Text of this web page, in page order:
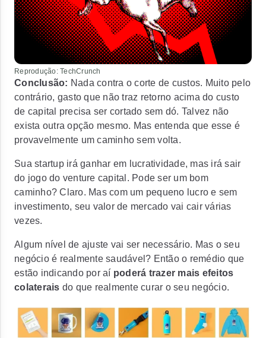
Reprodução: TechCrunch
Conclusão: Nada contra o corte de custos. Muito pelo
contrário, gasto que não traz retorno acima do custo
de capital precisa ser cortado sem dó. Talvez não
exista outra opção mesmo. Mas entenda que esse é
provavelmente um caminho sem volta.
Sua startup irá ganhar em lucratividade, mas irá sair
do jogo do venture capital. Pode ser um bom
caminho? Claro. Mas com um pequeno lucro e sem
investimento, seu valor de mercado vai cair várias
vezes.
Algum nível de ajuste vai ser necessário. Mas o seu
negócio é realmente saudável? Então o remédio que
estão indicando por aí poderá trazer mais efeitos
colaterais do que realmente curar o seu negócio.